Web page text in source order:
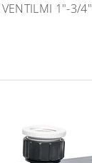
VENTILMI 1"-3/4"